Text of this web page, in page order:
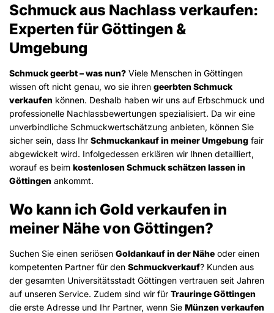
Schmuck aus Nachlass verkaufen:
Experten für Göttingen &
Umgebung
Schmuck geerbt – was nun? Viele Menschen in Göttingen
wissen oft nicht genau, wo sie ihren geerbten Schmuck
verkaufen können. Deshalb haben wir uns auf Erbschmuck und
professionelle Nachlassbewertungen spezialisiert. Da wir eine
unverbindliche Schmuckwertschätzung anbieten, können Sie
sicher sein, dass Ihr Schmuckankauf in meiner Umgebung fair
abgewickelt wird. Infolgedessen erklären wir Ihnen detailliert,
worauf es beim kostenlosen Schmuck schätzen lassen in
Göttingen ankommt.
Wo kann ich Gold verkaufen in
meiner Nähe von Göttingen?
Suchen Sie einen seriösen Goldankauf in der Nähe oder einen
kompetenten Partner für den Schmuckverkauf? Kunden aus
der gesamten Universitätsstadt Göttingen vertrauen seit Jahren
auf unseren Service. Zudem sind wir für Trauringe Göttingen
die erste Adresse und Ihr Partner, wenn Sie Münzen verkaufen